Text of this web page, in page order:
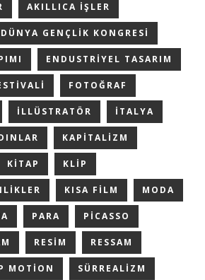
AKILLICA IŞLER
DÜNYA GENÇLIK KONGRESI
ENDUSTRIYEL TASARIM
FOTOĞRAF
ILLÜSTRATÖR ITALYA
KAPITALIZM
KITAP KLIP
KISA FILM MODA
PARA PICASSO
RESIM RESSAM
MOTION SÜRREALIZM